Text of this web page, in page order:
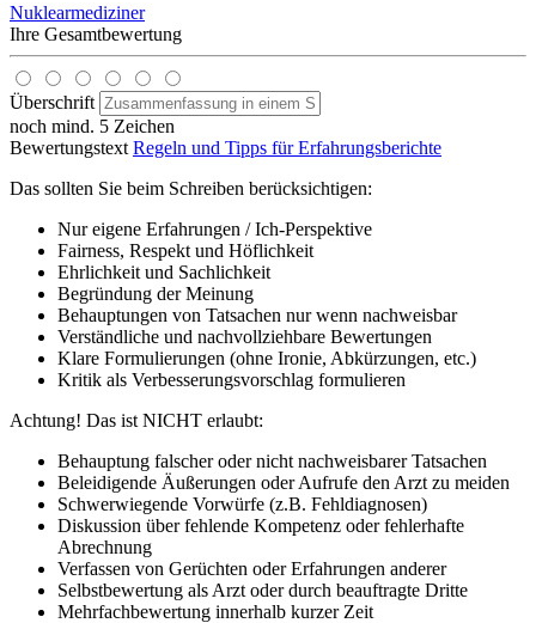
Nuklearmediziner
Ihre Gesamtbewertung
Überschrift
noch mind. 5 Zeichen
Bewertungstext Regeln und Tipps für Erfahrungsberichte
Das sollten Sie beim Schreiben berücksichtigen:
Nur eigene Erfahrungen / Ich-Perspektive
Fairness, Respekt und Höflichkeit
Ehrlichkeit und Sachlichkeit
Begründung der Meinung
Behauptungen von Tatsachen nur wenn nachweisbar
Verständliche und nachvollziehbare Bewertungen
Klare Formulierungen (ohne Ironie, Abkürzungen, etc.)
Kritik als Verbesserungsvorschlag formulieren
Achtung! Das ist NICHT erlaubt:
Behauptung falscher oder nicht nachweisbarer Tatsachen
Beleidigende Äußerungen oder Aufrufe den Arzt zu meiden
Schwerwiegende Vorwürfe (z.B. Fehldiagnosen)
Diskussion über fehlende Kompetenz oder fehlerhafte
Abrechnung
Verfassen von Gerüchten oder Erfahrungen anderer
Selbstbewertung als Arzt oder durch beauftragte Dritte
Mehrfachbewertung innerhalb kurzer Zeit